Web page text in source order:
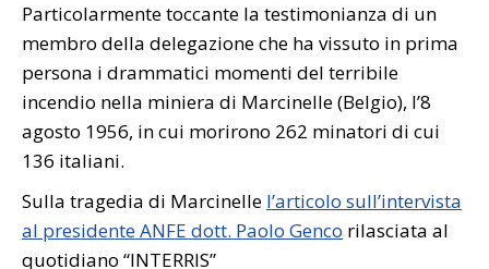
Particolarmente toccante la testimonianza di un
membro della delegazione che ha vissuto in prima
persona i drammatici momenti del terribile
incendio nella miniera di Marcinelle (Belgio), l’8
agosto 1956, in cui morirono 262 minatori di cui
136 italiani.
Sulla tragedia di Marcinelle l’articolo sull’intervista
al presidente ANFE dott. Paolo Genco rilasciata al
quotidiano “INTERRIS”